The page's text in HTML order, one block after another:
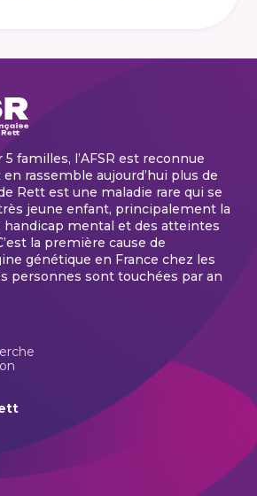
5 familles, l’AFSR est reconnue
rassemble aujourd’hui plus de
Rett est une maladie rare qui se
jeune enfant, principalement la
mental et des atteintes
la première cause de
génétique en France chez les
personnes sont touchées par an